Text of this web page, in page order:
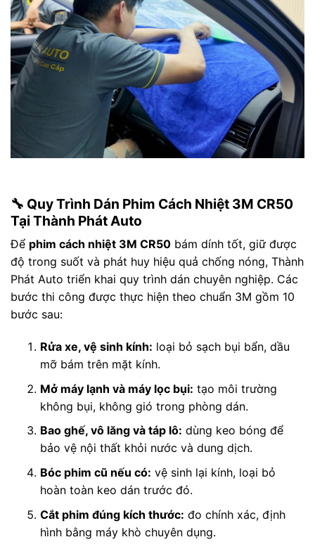
🔧 Quy Trình Dán Phim Cách Nhiệt 3M CR50
Tại Thành Phát Auto
Để phim cách nhiệt 3M CR50 bám dính tốt, giữ được
độ trong suốt và phát huy hiệu quả chống nóng, Thành
Phát Auto triển khai quy trình dán chuyên nghiệp. Các
bước thi công được thực hiện theo chuẩn 3M gồm 10
bước sau:
Rửa xe, vệ sinh kính: loại bỏ sạch bụi bẩn, dầu
mỡ bám trên mặt kính.
Mở máy lạnh và máy lọc bụi: tạo môi trường
không bụi, không gió trong phòng dán.
Bao ghế, vô lăng và táp lô: dùng keo bóng để
bảo vệ nội thất khỏi nước và dung dịch.
Bóc phim cũ nếu có: vệ sinh lại kính, loại bỏ
hoàn toàn keo dán trước đó.
Cắt phim đúng kích thước: đo chính xác, định
hình bằng máy khò chuyên dụng.